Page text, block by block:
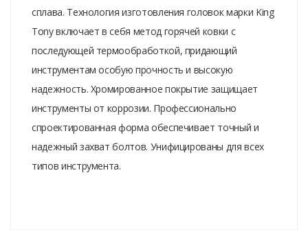
сплава. Технология изготовления головок марки King
Tony включает в себя метод горячей ковки с
последующей термообработкой, придающий
инструментам особую прочность и высокую
надежность. Хромированное покрытие защищает
инструменты от коррозии. Профессионально
спроектированная форма обеспечивает точный и
надежный захват болтов. Унифицированы для всех
типов инструмента.